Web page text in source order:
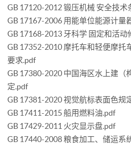
GB 17120-2012 锻压机械 安全技术
GB 17167-2006 用能单位能源计量
GB 17168-2013 牙科学 固定和活动
GB 17352-2010 摩托车和轻便摩托
要求.pdf
GB 17380-2020 中国海区水上建（
定.pdf
GB 17381-2020 视觉航标表面色规
GB 17411-2015 船用燃料油.pdf
GB 17429-2011 火灾显示盘.pdf
GB 17440-2008 粮食加工、储运系